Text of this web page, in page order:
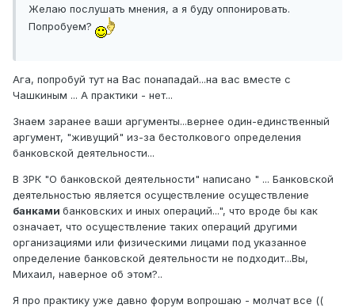
Желаю послушать мнения, а я буду оппонировать.
Попробуем?
Ага, попробуй тут на Вас понападай...на вас вместе с
Чашкиным ... А практики - нет...
Знаем заранее ваши аргументы...вернее один-единственный
аргумент, "живущий" из-за бестолкового определения
банковской деятельности...
В ЗРК "О банковской деятельности" написано " ... Банковской
деятельностью является осуществление осуществление
банками банковских и иных операций...", что вроде бы как
означает, что осуществление таких операций другими
организациями или физическими лицами под указанное
определение банковской деятельности не подходит...Вы,
Михаил, наверное об этом?..
Я про практику уже давно форум вопрошаю - молчат все ((